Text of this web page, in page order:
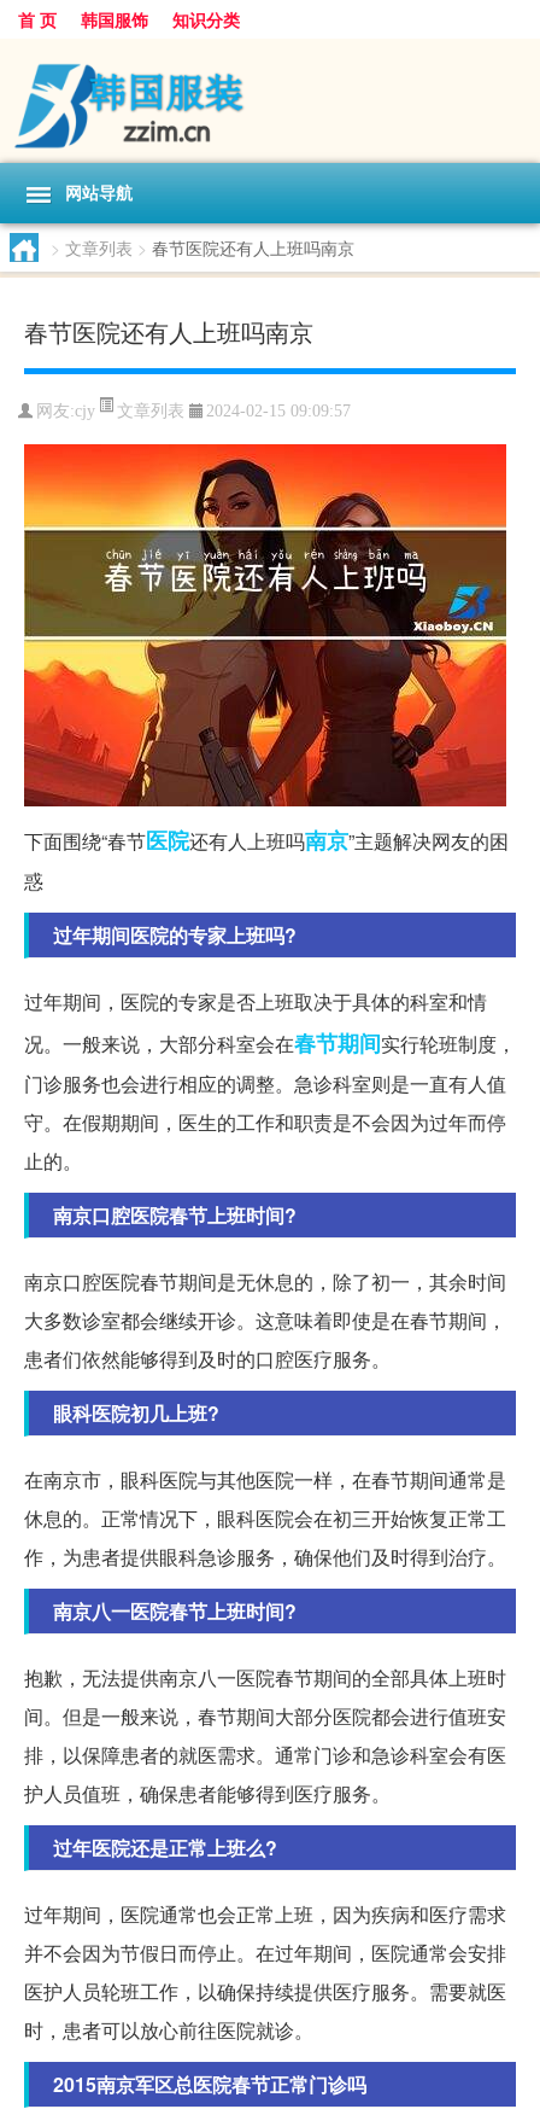
首 页 韩国服饰 知识分类
网站导航
> 文章列表 > 春节医院还有人上班吗南京
春节医院还有人上班吗南京
网友:cjy 文章列表 2024-02-15 09:09:57
下面围绕“春节医院还有人上班吗南京”主题解决网友的困
惑
过年期间医院的专家上班吗?
过年期间，医院的专家是否上班取决于具体的科室和情
况。一般来说，大部分科室会在春节期间实行轮班制度，
门诊服务也会进行相应的调整。急诊科室则是一直有人值
守。在假期期间，医生的工作和职责是不会因为过年而停
止的。
南京口腔医院春节上班时间?
南京口腔医院春节期间是无休息的，除了初一，其余时间
大多数诊室都会继续开诊。这意味着即使是在春节期间，
患者们依然能够得到及时的口腔医疗服务。
眼科医院初几上班?
在南京市，眼科医院与其他医院一样，在春节期间通常是
休息的。正常情况下，眼科医院会在初三开始恢复正常工
作，为患者提供眼科急诊服务，确保他们及时得到治疗。
南京八一医院春节上班时间?
抱歉，无法提供南京八一医院春节期间的全部具体上班时
间。但是一般来说，春节期间大部分医院都会进行值班安
排，以保障患者的就医需求。通常门诊和急诊科室会有医
护人员值班，确保患者能够得到医疗服务。
过年医院还是正常上班么?
过年期间，医院通常也会正常上班，因为疾病和医疗需求
并不会因为节假日而停止。在过年期间，医院通常会安排
医护人员轮班工作，以确保持续提供医疗服务。需要就医
时，患者可以放心前往医院就诊。
2015南京军区总医院春节正常门诊吗